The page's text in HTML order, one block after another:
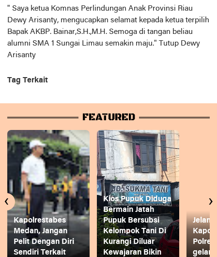
" Saya ketua Komnas Perlindungan Anak Provinsi Riau
Dewy Arisanty, mengucapkan selamat kepada ketua terpilih
Bapak AKBP. Bainar,S.H.,M.H. Semoga di tangan beliau
alumni SMA 1 Sungai Limau semakin maju." Tutup Dewy
Arisanty
Tag Terkait
FEATURED
Kapolrestabes
Medan, Jangan
Pelit Dengan Diri
Sendiri Terkait
Kios Pupuk Diduga
Bermain Jatah
Pupuk Bersubsi
Kelompok Tani Di
Kurangi Diluar
Kewajaran Bikin
gelar
‹ ›